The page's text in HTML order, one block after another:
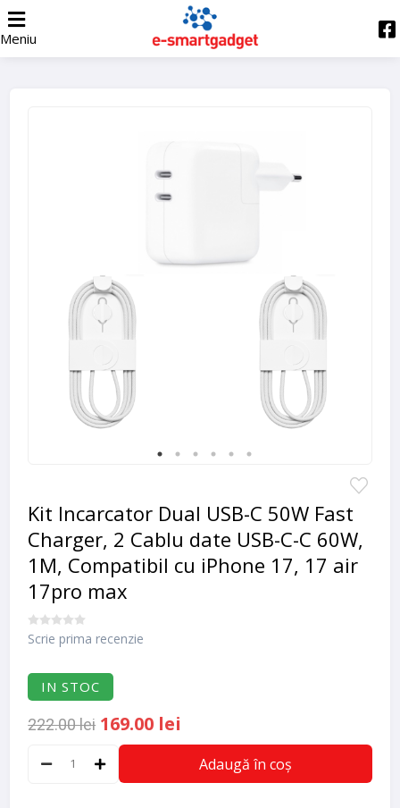
Meniu
Kit Incarcator Dual USB-C 50W Fast
Charger, 2 Cablu date USB-C-C 60W,
1M, Compatibil cu iPhone 17, 17 air
17pro max
Scrie prima recenzie
IN STOC
222.00 lei 169.00 lei
Adaugă în coș